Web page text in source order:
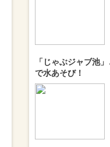
「じゃぶジャブ池
で水あそび！